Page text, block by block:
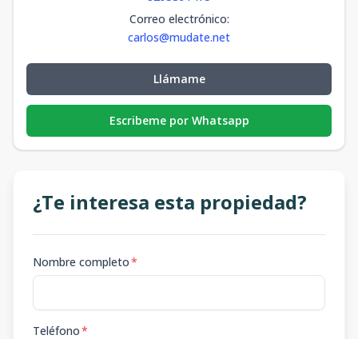
Correo electrónico:
carlos@mudate.net
Llámame
Escribeme por Whatsapp
¿Te interesa esta propiedad?
Nombre completo*
Teléfono*